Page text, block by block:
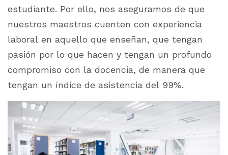
estudiante. Por ello, nos aseguramos de que
nuestros maestros cuenten con experiencia
laboral en aquello que enseñan, que tengan
pasión por lo que hacen y tengan un profundo
compromiso con la docencia, de manera que
tengan un índice de asistencia del 99%.